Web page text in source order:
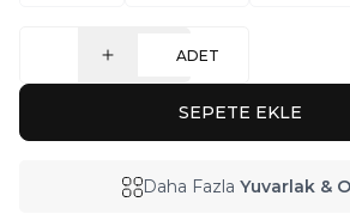
ADET
SEPETE EKLE
Daha Fazla Yuvarlak &